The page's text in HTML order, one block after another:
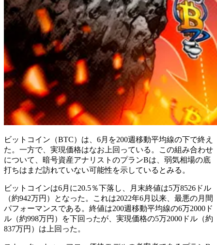
ビットコイン（BTC）は、6月を200週移動平均線の下で終え
た。一方で、実現価格はなお上回っている。この組み合わせ
について、暗号資産アナリストのプランBは、弱気相場の底
打ちはまだ訪れていない可能性を示しているとみる。
ビットコインは6月に20.5％下落し、月末終値は5万8526ドル
（約942万円）となった。これは2022年6月以来、最悪の月間
パフォーマンスである。終値は200週移動平均線の6万2000ド
ル（約998万円）を下回ったが、実現価格の5万2000ドル（約
837万円）は上回った。